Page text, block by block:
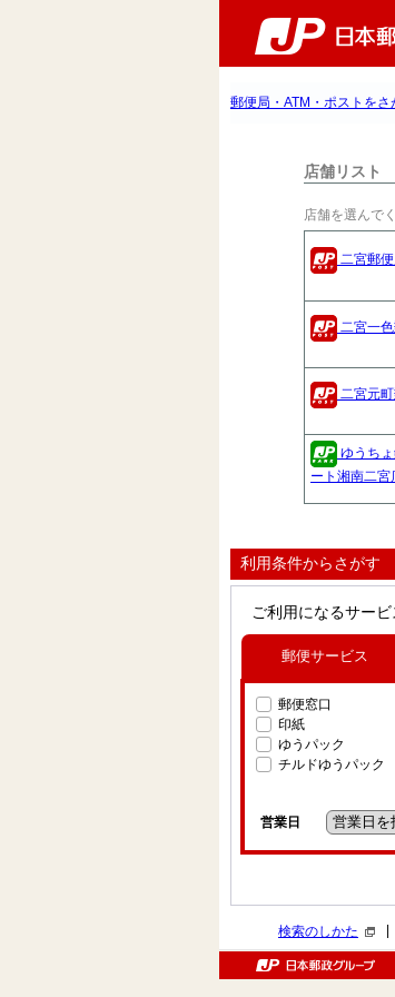
郵便局・ATM・ポストをさ
店舗リスト
店舗を選んで
二宮郵
二宮一
二宮元
ゆうち
ート湘南二宮
利用条件からさがす
ご利用になるサー
郵便サービス
郵便窓口
印紙
ゆうパック
チルドゆうパック
営業日
検索のしかた